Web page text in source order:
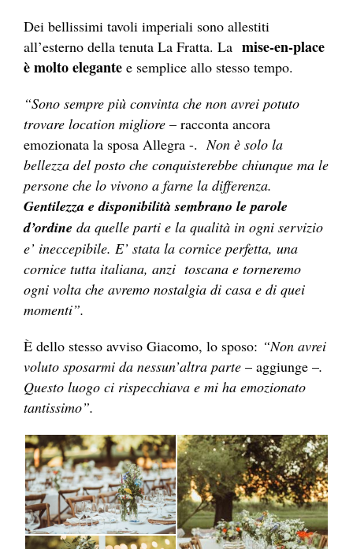
Dei bellissimi tavoli imperiali sono allestiti
all’esterno della tenuta La Fratta. La mise-en-place
è molto elegante e semplice allo stesso tempo.
“Sono sempre più convinta che non avrei potuto
trovare location migliore – racconta ancora
emozionata la sposa Allegra -. Non è solo la
bellezza del posto che conquisterebbe chiunque ma le
persone che lo vivono a farne la differenza.
Gentilezza e disponibilità sembrano le parole
d’ordine da quelle parti e la qualità in ogni servizio
e’ ineccepibile. E’ stata la cornice perfetta, una
cornice tutta italiana, anzi toscana e torneremo
ogni volta che avremo nostalgia di casa e di quei
momenti”.
È dello stesso avviso Giacomo, lo sposo: “Non avrei
voluto sposarmi da nessun’altra parte – aggiunge –.
Questo luogo ci rispecchiava e mi ha emozionato
tantissimo”.